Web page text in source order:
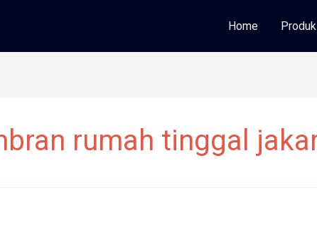
Home Produk
rumah tinggal